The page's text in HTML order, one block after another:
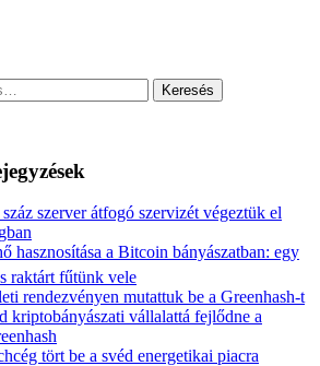
szerver átfogó szervizét végeztük el
hasznosítása a Bitcoin bányászatban: egy
raktárt fűtünk vele
rendezvényen mutattuk be a Greenhash-t
kriptobányászati vállalattá fejlődne a
tört be a svéd energetikai piacra